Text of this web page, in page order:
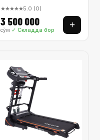
★★★★★5.0 (0)
3 500 000
сўм ✓ Складда бор
+